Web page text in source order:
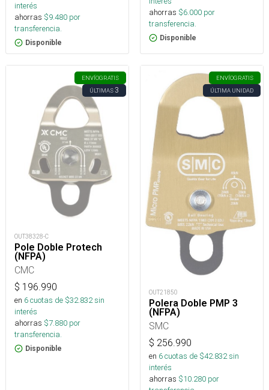
interés
ahorras $9.480 por
transferencia.
Disponible
ahorras $6.000 por
transferencia.
Disponible
ENVÍOGRATIS
ÚLTIMAS3
OUT38328-C
Pole Doble Protech
(NFPA)
CMC
$ 196.990
en 6cuotas de $32.832sin
interés
ahorras $7.880 por
transferencia.
Disponible
ENVÍOGRATIS
ÚLTIMA UNIDAD
OUT21850
Polera Doble PMP 3
(NFPA)
SMC
$ 256.990
en 6cuotas de $42.832sin
interés
ahorras $10.280 por